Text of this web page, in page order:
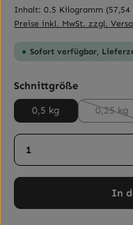
Inhalt: 0.5 Kilogramm
Preise inkl. MwSt. zzgl.
Sofort verfügbar,
Schnittgrößeauswählen
0,5 kg 0,25 kg
Produkt Anzahl:
In